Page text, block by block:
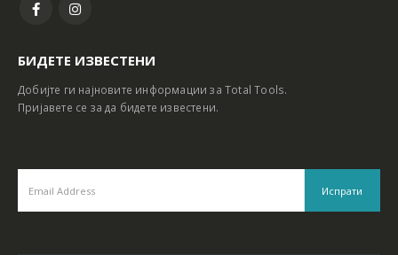
БИДЕТЕ ИЗВЕСТЕНИ
Добијте ги најновите информации за Total Tools.
Пријавете се за да бидете известени.